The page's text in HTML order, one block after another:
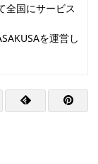
全国にサービス
を運営し